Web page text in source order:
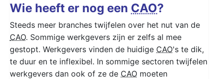
Wie heeft er nog een CAO?
Steeds meer branches twijfelen over het nut van de
CAO. Sommige werkgevers zijn er zelfs al mee
gestopt. Werkgevers vinden de huidige CAO's te dik,
te duur en te inflexibel. In sommige sectoren twijfelen
werkgevers dan ook of ze de CAO moeten